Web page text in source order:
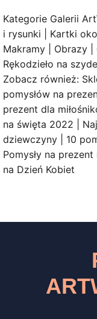
Kategorie Galerii
i rysunki | Kartki
Makramy | Obrazy |
Rękodzieło na
Zobacz również:
pomysłów na
prezent dla
na święta 2022 |
dziewczyny | 10
Pomysły na
na Dzień Kobiet